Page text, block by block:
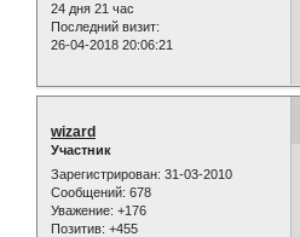
24 дня 21 час
Последний визит:
26-04-2018 20:06:21
wizard
Участник
Зарегистрирован: 31-03-2010
Сообщений: 678
Уважение: +176
Позитив: +455